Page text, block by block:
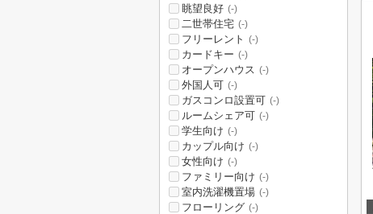
眺望良好 (-)
二世帯住宅 (-)
フリーレント (-)
カードキー (-)
オープンハウス (-)
外国人可 (-)
ガスコンロ設置可 (-)
ルームシェア可 (-)
学生向け (-)
カップル向け (-)
女性向け (-)
ファミリー向け (-)
室内洗濯機置場 (-)
フローリング (-)